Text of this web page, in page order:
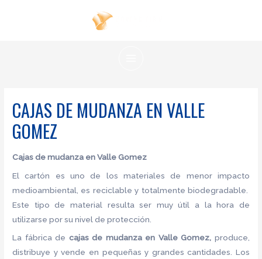
CAJAS DE MUDANZA EN VALLE
GOMEZ
Cajas de mudanza en Valle Gomez
El cartón es uno de los materiales de menor impacto
medioambiental, es reciclable y totalmente biodegradable.
Este tipo de material resulta ser muy útil a la hora de
utilizarse por su nivel de protección.
La fábrica de cajas de mudanza en Valle Gomez, produce,
distribuye y vende en pequeñas y grandes cantidades. Los